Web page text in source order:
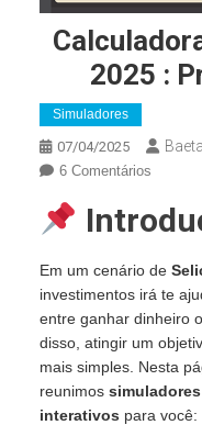
2025 :
Simuladores
07/04/2025
6 Comentários
De
:
Exatas
Em um cenário de
investimentos irá te
entre ganhar dinheiro
disso, atingir um
mais simples. Nesta
reunimos
interativos para você: